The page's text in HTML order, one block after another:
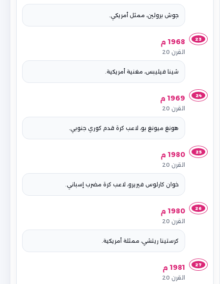
جوش برولين، ممثل أمريكي.
23 1968 م
القرن 20
شينا فيليبس، مغنية أمريكية.
24 1969 م
القرن 20
هونغ ميونغ بو، لاعب كرة قدم كوري جنوبي.
25 1980 م
القرن 20
خوان كارلوس فيريرو، لاعب كرة مضرب إسباني.
26 1980 م
القرن 20
كرستينا ريتشي، ممثلة أمريكية.
27 1981 م
القرن 20